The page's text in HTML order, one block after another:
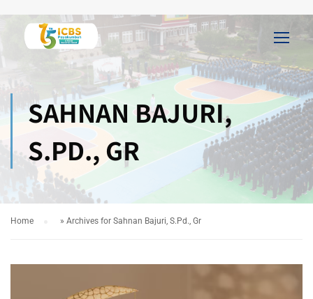
SAHNAN BAJURI,
S.PD., GR
Home » Archives for Sahnan Bajuri, S.Pd., Gr